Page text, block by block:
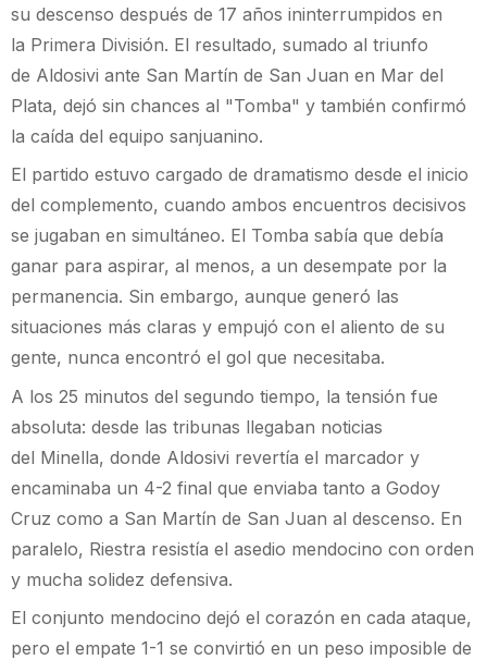
su descenso después de 17 años ininterrumpidos en
la Primera División. El resultado, sumado al triunfo
de Aldosivi ante San Martín de San Juan en Mar del
Plata, dejó sin chances al "Tomba" y también confirmó
la caída del equipo sanjuanino.
El partido estuvo cargado de dramatismo desde el inicio
del complemento, cuando ambos encuentros decisivos
se jugaban en simultáneo. El Tomba sabía que debía
ganar para aspirar, al menos, a un desempate por la
permanencia. Sin embargo, aunque generó las
situaciones más claras y empujó con el aliento de su
gente, nunca encontró el gol que necesitaba.
A los 25 minutos del segundo tiempo, la tensión fue
absoluta: desde las tribunas llegaban noticias
del Minella, donde Aldosivi revertía el marcador y
encaminaba un 4-2 final que enviaba tanto a Godoy
Cruz como a San Martín de San Juan al descenso. En
paralelo, Riestra resistía el asedio mendocino con orden
y mucha solidez defensiva.
El conjunto mendocino dejó el corazón en cada ataque,
pero el empate 1-1 se convirtió en un peso imposible de